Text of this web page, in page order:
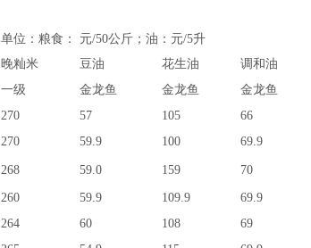
单位：粮食： 元/50公斤；油：元/5升
晚籼米 豆油 花生油
调和油
一级 金龙鱼 金龙鱼 金龙鱼
270 57 105
66
270 59.9 100 69.9
268 59.0 159 70
260 59.9 109.9
69.9
264 60 108
69